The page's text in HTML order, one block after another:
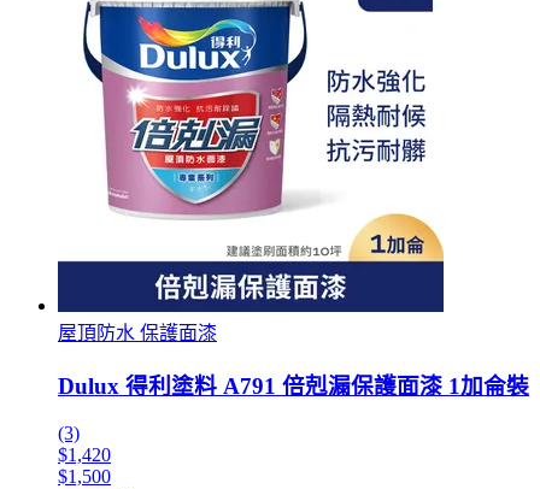
屋頂防水 保護面漆
Dulux 得利塗料 A791 倍剋漏保護面漆 1加侖裝
(3)
$1,420
$1,500